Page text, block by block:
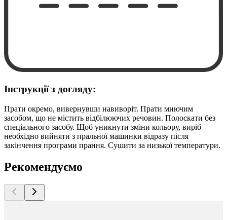
Інструкції з догляду:
Прати окремо, вивернувши навиворіт. Прати миючим
засобом, що не містить відбілюючих речовин. Полоскати без
спеціального засобу. Щоб уникнути зміни кольору, виріб
необхідно вийняти з пральної машинки відразу після
закінчення програми прання. Сушити за низької температури.
Рекомендуємо